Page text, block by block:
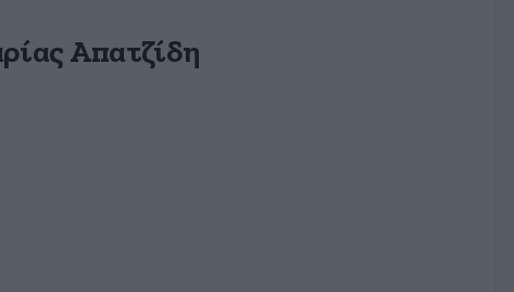
Απατζίδη